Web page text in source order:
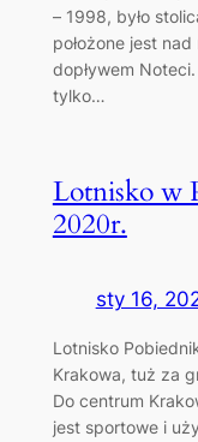
– 1998, było
położone jest
dopływem
tylko…
Lotnisko w
2020r.
sty 16,
Lotnisko
Krakowa, tuż za
Do centrum
jest sportowe i